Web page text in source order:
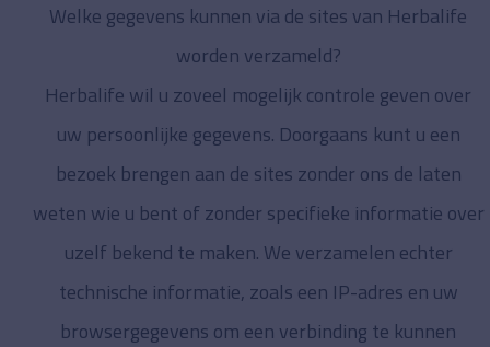
Welke gegevens kunnen via de sites van Herbalife
worden verzameld?
Herbalife wil u zoveel mogelijk controle geven over
uw persoonlijke gegevens. Doorgaans kunt u een
bezoek brengen aan de sites zonder ons de laten
weten wie u bent of zonder specifieke informatie over
uzelf bekend te maken. We verzamelen echter
technische informatie, zoals een IP-adres en uw
browsergegevens om een verbinding te kunnen